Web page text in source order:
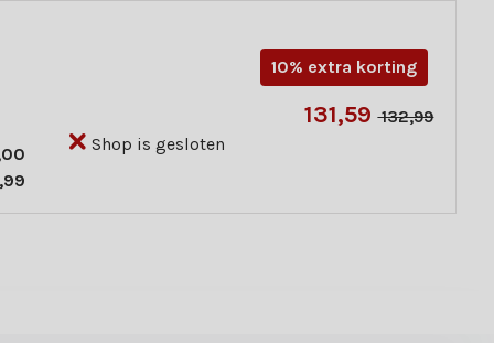
10% extra korting
131,59 132,99
Shop is gesloten